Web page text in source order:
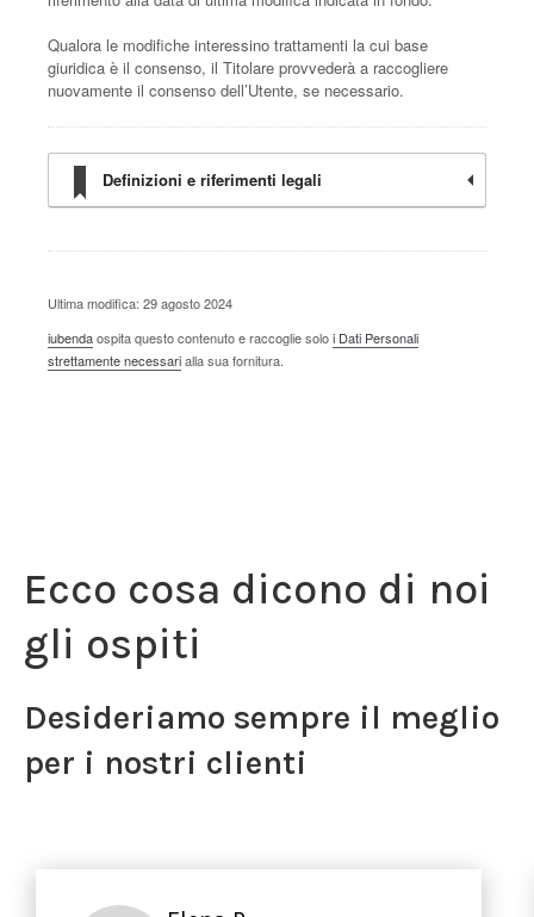
Qualora le modifiche interessino trattamenti la cui base
giuridica è il consenso, il Titolare provvederà a raccogliere
nuovamente il consenso dell’Utente, se necessario.
Definizioni e riferimenti legali
Ultima modifica: 29 agosto 2024
iubendaospita questo contenuto e raccoglie soloi Dati Personali
strettamente necessarialla sua fornitura.
Ecco cosa dicono di noi
gli ospiti
Desideriamo sempre il meglio
per i nostri clienti